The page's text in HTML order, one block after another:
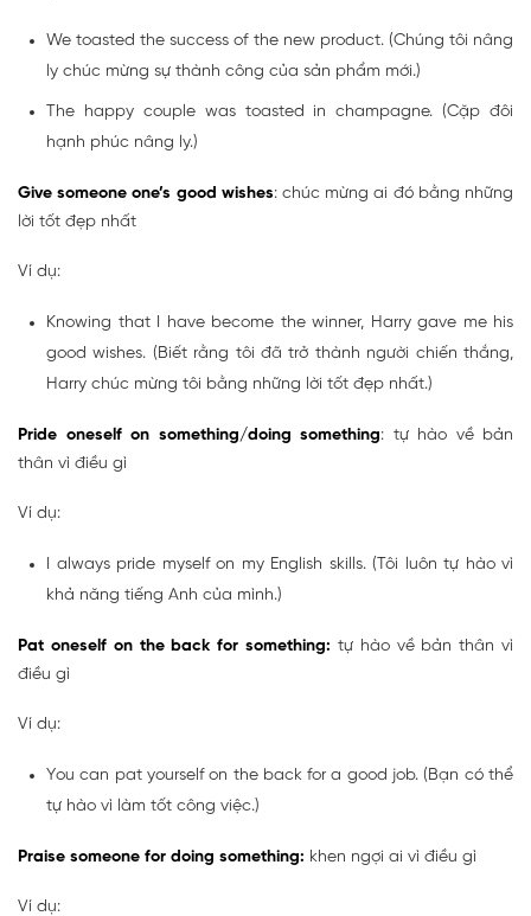
We toasted the success of the new product. (Chúng tôi nâng
ly chúc mừng sự thành công của sản phẩm mới.)
The happy couple was toasted in champagne. (Cặp đôi
hạnh phúc nâng ly.)
Give someone one’s good wishes: chúc mừng ai đó bằng những
lời tốt đẹp nhất
Ví dụ:
Knowing that I have become the winner, Harry gave me his
good wishes. (Biết rằng tôi đã trở thành người chiến thắng,
Harry chúc mừng tôi bằng những lời tốt đẹp nhất.)
Pride oneself on something/doing something: tự hào về bản
thân vì điều gì
Ví dụ:
I always pride myself on my English skills. (Tôi luôn tự hào vì
khả năng tiếng Anh của mình.)
Pat oneself on the back for something: tự hào về bản thân vì
điều gì
Ví dụ:
You can pat yourself on the back for a good job. (Bạn có thể
tự hào vì làm tốt công việc.)
Praise someone for doing something: khen ngợi ai vì điều gì
Ví dụ: